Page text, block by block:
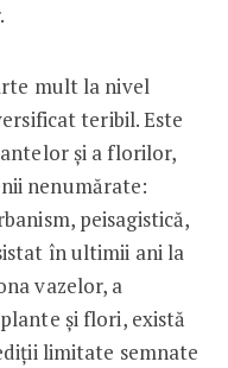
mult la nivel
teribil. Este
și a florilor,
nenumărate:
peisagistică,
în ultimii ani la
vazelor, a
și flori, există
limitate semnate